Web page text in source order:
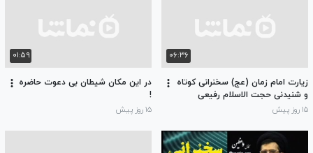
۰۶:۳۶
زیارت امام زمان (عج) سخنرانی کوتاه
و شنیدنی حجت الاسلام رفیعی
۱۵ روز پیش
۰۱:۵۹
در این مکان شیطان بی دعوت حاضره
!
۱۵ روز پیش